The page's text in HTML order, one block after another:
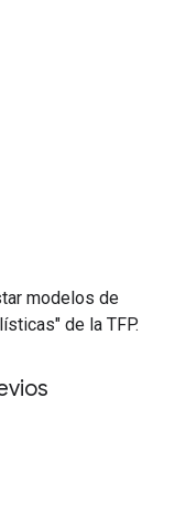
modelos de
de la TFP.